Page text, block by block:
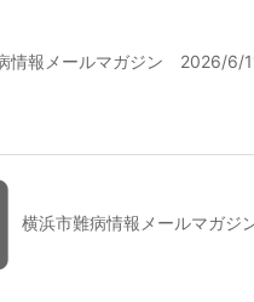
情報メールマガジン 2026/6/
横浜市難病情報メールマガ